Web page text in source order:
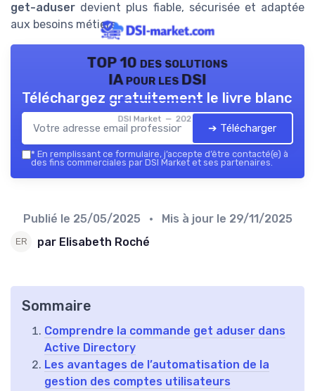
get-aduser devient plus fiable, sécurisée et adaptée
aux besoins métiers.
TOP 10 des solutions
IA pour les DSI
DSI Market — 2026
Téléchargez gratuitement le livre blanc
➔ Télécharger
* En remplissant ce formulaire, j’accepte d’être contacté(e) à
des fins commerciales par DSI Market et ses partenaires.
Publié le 25/05/2025 • Mis à jour le 29/11/2025
par Elisabeth Roché
Sommaire
Comprendre la commande get aduser dans
Active Directory
Les avantages de l’automatisation de la
gestion des comptes utilisateurs